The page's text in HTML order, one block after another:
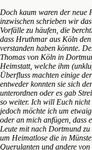
Doch kaum waren der neue
inzwischen schrieben wir
Vorfälle zu häufen, die
dass Hruthmar aus Köln
verstanden haben könnte.
Thomas von Köln in
Heimstatt, welche ihm
Überfluss machten einige
entweder konnten sie sich
unterordnen oder es gab
so weiter. Ich will Euch
jedoch möchte ich um
oder an mich anfügen, dass
Leute mit nach Dortmund
um Heimatlose die in
Querulanten und andere